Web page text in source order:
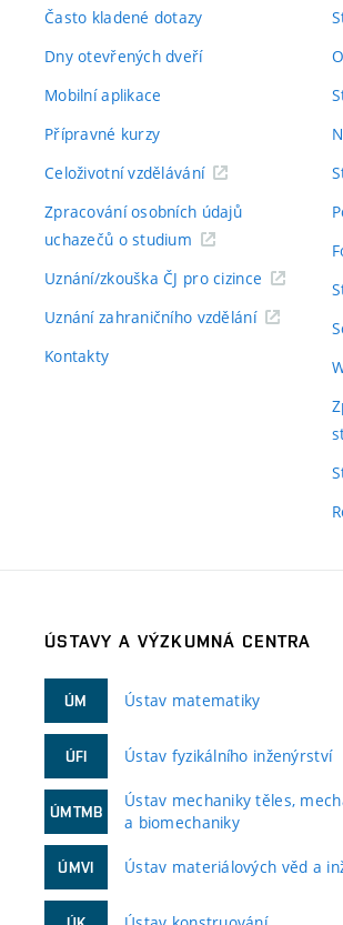
Často kladené dotazy
Dny otevřených dveří
Mobilní aplikace
Přípravné kurzy
Celoživotní vzdělávání
Zpracování osobních údajů
uchazečů o studium
Uznání/zkouška ČJ pro cizince
Uznání zahraničního vzdělání
Kontakty
ÚSTAVY A VÝZKUMNÁ CENTRA
ÚM Ústav matematiky
ÚFI Ústav fyzikálního inženýrství
ÚMTMB
Ústav mechaniky těles,
a biomechaniky
ÚMVI Ústav materiálových věd a